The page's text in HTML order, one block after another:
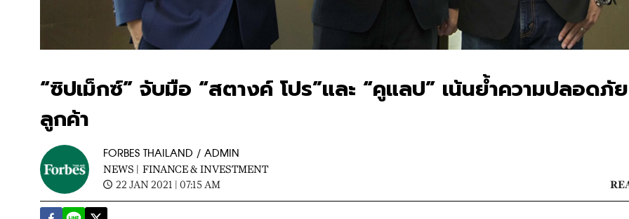
“ซิปเม็กซ์” จับมือ “สตางค์ โปร”และ “คูแลป” เน้นย้ำความปลอดภัย
ลูกค้า
FORBES THAILAND / ADMIN
NEWS | FINANCE & INVESTMENT
22 JAN 2021 | 07:15 AM